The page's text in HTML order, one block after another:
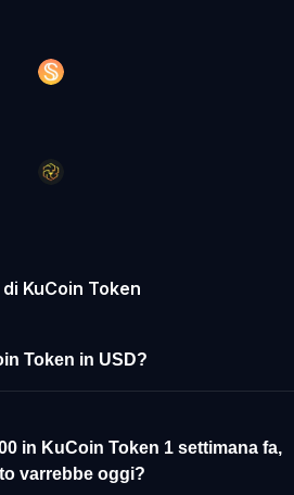
KuCoin Token
Token in USD?
in KuCoin Token 1 settimana fa,
varrebbe oggi?